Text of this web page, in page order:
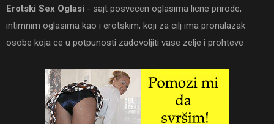
Erotski Sex Oglasi - sajt posvecen oglasima licne prirode,
intimnim oglasima kao i erotskim, koji za cilj ima pronalazak
osobe koja ce u potpunosti zadovoljiti vase zelje i prohteve